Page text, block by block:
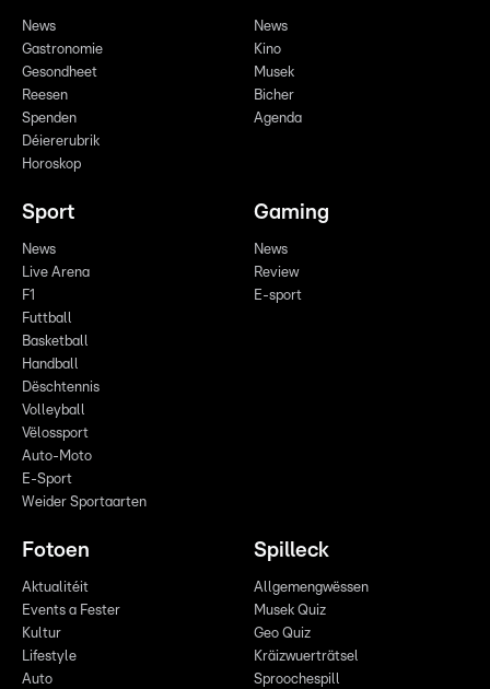
News
Gastronomie
Gesondheet
Reesen
Spenden
Déiererubrik
Horoskop
News
Kino
Musek
Bicher
Agenda
Sport
News
Live Arena
F1
Futtball
Basketball
Handball
Dëschtennis
Volleyball
Vëlossport
Auto-Moto
E-Sport
Weider Sportaarten
Gaming
News
Review
E-sport
Fotoen
Aktualitéit
Events a Fester
Kultur
Lifestyle
Auto
Spilleck
Allgemengwëssen
Musek Quiz
Geo Quiz
Kräizwuerträtsel
Sproochespill